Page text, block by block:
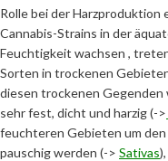
Rolle bei der
Cannabis-Strains in der
Feuchtigkeit wachsen ,
Sorten in trockenen
diesen trockenen Gegenden
sehr fest, dicht und harzig (->
feuchteren Gebieten um
pauschig werden (-> Sativas